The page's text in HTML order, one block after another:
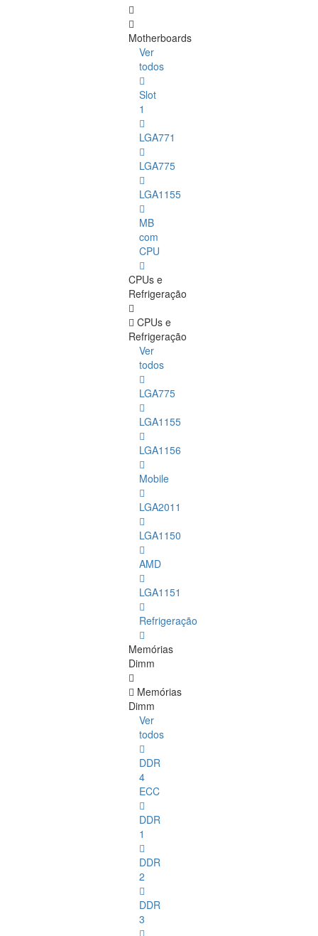
Motherboards
Ver
todos
Slot
1
LGA771
LGA775
LGA1155
MB
com
CPU
CPUs e
Refrigeração
CPUs e
Refrigeração
Ver
todos
LGA775
LGA1155
LGA1156
Mobile
LGA2011
LGA1150
AMD
LGA1151
Refrigeração
Memórias
Dimm
Memórias
Dimm
Ver
todos
DDR
4
ECC
DDR
1
DDR
2
DDR
3